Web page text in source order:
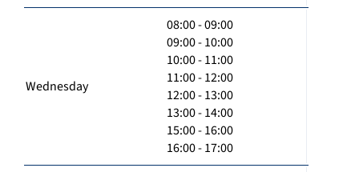
Wednesday
08:00 - 09:00
09:00 - 10:00
10:00 - 11:00
11:00 - 12:00
12:00 - 13:00
13:00 - 14:00
15:00 - 16:00
16:00 - 17:00